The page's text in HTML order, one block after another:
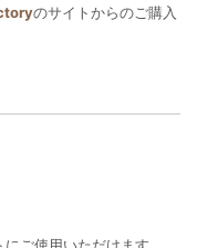
のサイトからのご購入